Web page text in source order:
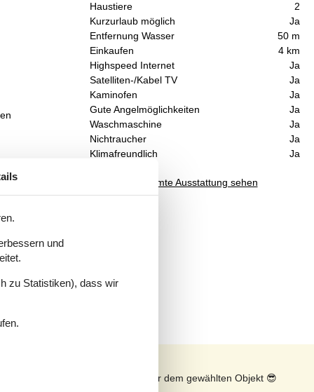
Haustiere
2
Kurzurlaub möglich
Ja
Entfernung Wasser
50 m
Einkaufen
4 km
Highspeed Internet
Ja
Satelliten-/Kabel TV
Ja
Kaminofen
Ja
Gute Angelmöglichkeiten
Ja
Waschmaschine
Ja
Nichtraucher
Ja
Klimafreundlich
Ja
Gesamte Ausstattung sehen
Sonnenstand über dem gewählten Objekt 😎
und
zu Statistiken), dass wir